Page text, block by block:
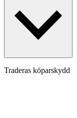
Traderas köparskydd